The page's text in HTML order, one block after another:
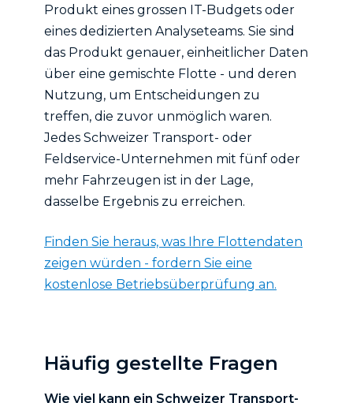
Produkt eines grossen IT-Budgets oder
eines dedizierten Analyseteams. Sie sind
das Produkt genauer, einheitlicher Daten
über eine gemischte Flotte - und deren
Nutzung, um Entscheidungen zu
treffen, die zuvor unmöglich waren.
Jedes Schweizer Transport- oder
Feldservice-Unternehmen mit fünf oder
mehr Fahrzeugen ist in der Lage,
dasselbe Ergebnis zu erreichen.
Finden Sie heraus, was Ihre Flottendaten
zeigen würden - fordern Sie eine
kostenlose Betriebsüberprüfung an.
Häufig gestellte Fragen
Wie viel kann ein Schweizer Transport-